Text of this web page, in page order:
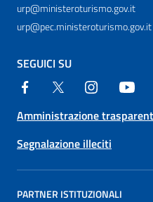
urp@ministeroturismo.gov.it
urp@pec.ministeroturismo.gov.it
SEGUICI SU
Amministrazione
Segnalazione illeciti
PARTNER ISTITUZIONALI